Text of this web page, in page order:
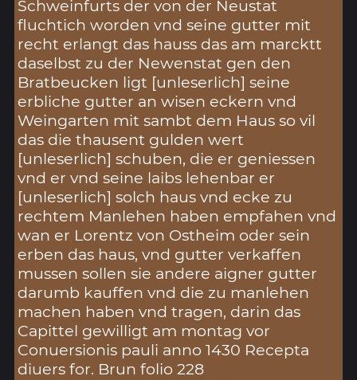
Schweinfurts der von der Neustat
fluchtich worden vnd seine gutter mit
recht erlangt das hauss das am marcktt
daselbst zu der Newenstat gen den
Bratbeucken ligt [unleserlich] seine
erbliche gutter an wisen eckern vnd
Weingarten mit sambt dem Haus so vil
das die thausent gulden wert
[unleserlich] schuben, die er geniessen
vnd er vnd seine laibs lehenbar er
[unleserlich] solch haus vnd ecke zu
rechtem Manlehen haben empfahen vnd
wan er Lorentz von Ostheim oder sein
erben das haus, vnd gutter verkaffen
mussen sollen sie andere aigner gutter
darumb kauffen vnd die zu manlehen
machen haben vnd tragen, darin das
Capittel gewilligt am montag vor
Conuersionis pauli anno 1430 Recepta
diuers for. Brun folio 228